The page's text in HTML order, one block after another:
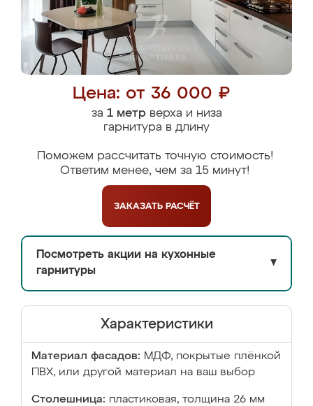
Цена: от 36 000 ₽
за 1 метрверха и низа
гарнитура в длину
Поможем рассчитать точную стоимость!
Ответим менее, чем за 15 минут!
ЗАКАЗАТЬ РАСЧЁТ
Посмотреть акции на кухонные
гарнитуры
▼
Характеристики
Материал фасадов: МДФ, покрытые плёнкой
ПВХ, или другой материал на ваш выбор
Столешница: пластиковая, толщина 26 мм